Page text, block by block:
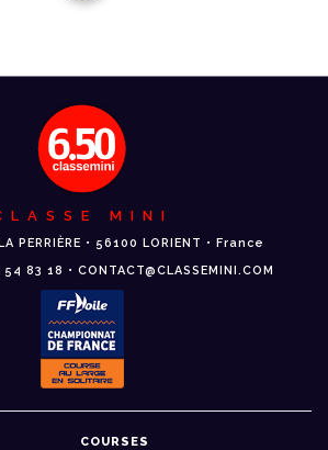
MINI
PERRIÈRE • 56100 LORIENT • France
83 18 • CONTACT@CLASSEMINI.COM
COURSES